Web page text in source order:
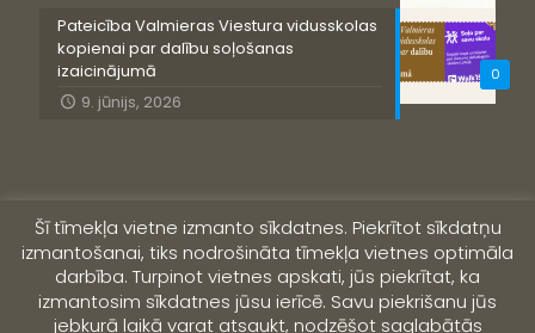
0
Pateicība Valmieras Viestura vidusskolas
kopienai par dalību soļošanas
izaicinājumā
9. jūnijs, 2026
Šī tīmekļa vietne izmanto sīkdatnes. Piekrītot sīkdatņu
izmantošanai, tiks nodrošināta tīmekļa vietnes optimāla
darbība. Turpinot vietnes apskati, jūs piekrītat, ka
izmantosim sīkdatnes jūsu ierīcē. Savu piekrišanu jūs
jebkurā laikā varat atsaukt, nodzēšot saglabātās